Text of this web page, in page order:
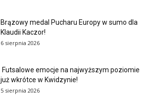
Brązowy medal Pucharu Europy w sumo dla
Klaudii Kaczor!
6 sierpnia 2026
Futsalowe emocje na najwyższym poziomie
już wkrótce w Kwidzynie!
5 sierpnia 2026